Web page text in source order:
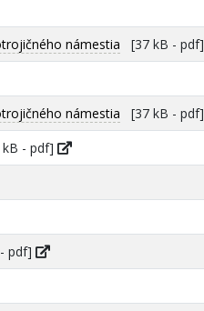
námestia [37 kB - pdf]
námestia [37 kB - pdf]
- pdf]
pdf]